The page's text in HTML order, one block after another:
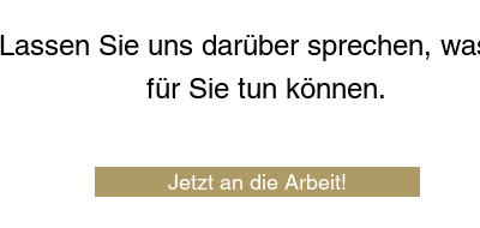
Lassen Sie uns darüber sprechen,
für Sie tun können.
Jetzt an die Arbeit!